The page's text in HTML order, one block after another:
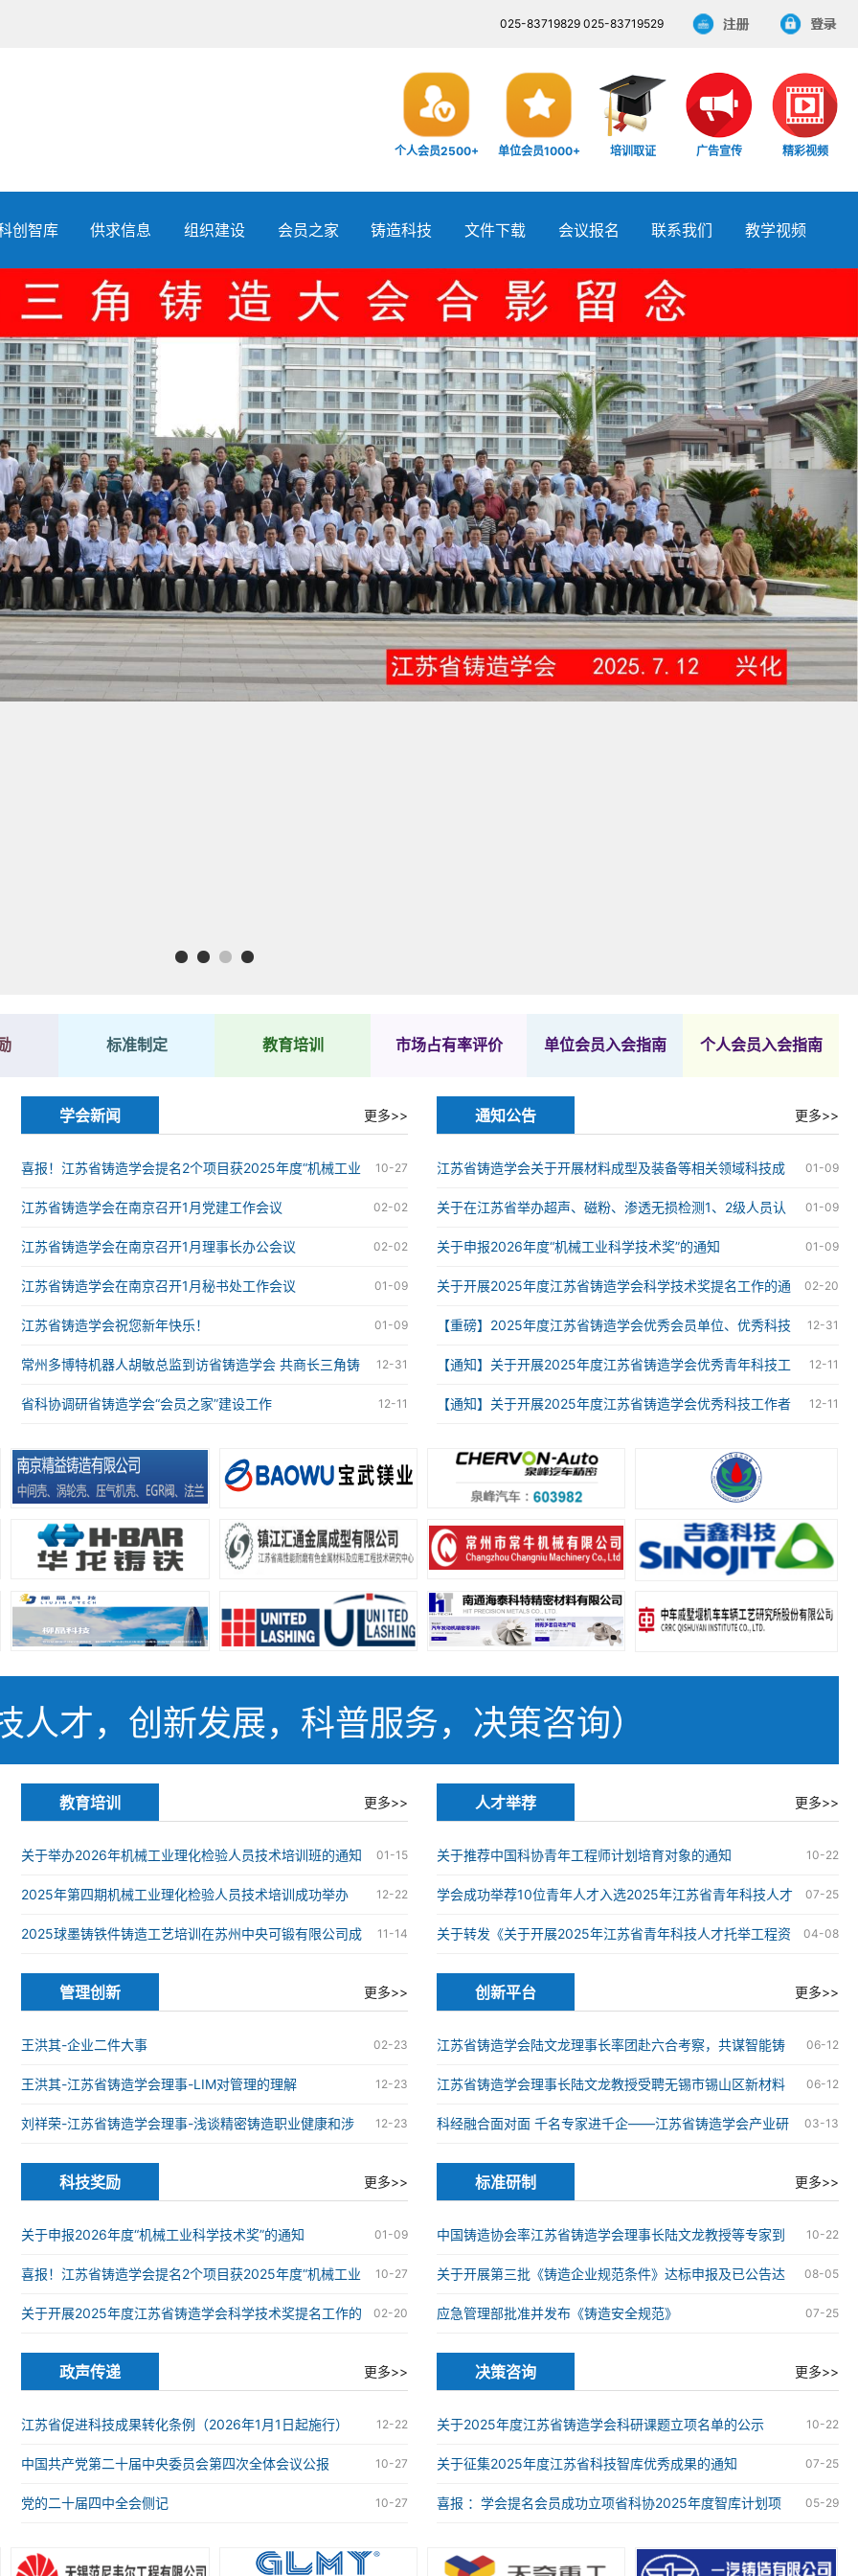
025-83719829 025-83719529
个人会员2500+ 单位会员1000+ 培训取证 广告宣传 精彩视频
创智库 供求信息 组织建设 会员之家 铸造科技 文件下载 会议报名 联系我们 教学视频
3 4
标准制定 教育培训 市场占有率评价 单位会员入会指南 个人会员入会指南
学会新闻 更多>>
10-27
喜报！江苏省铸造学会提名2个项目获2025年度“机械工业
科学技术奖” 02-02
江苏省铸造学会在南京召开1月党建工作会议
02-02
江苏省铸造学会在南京召开1月理事长办公会议
01-09
江苏省铸造学会在南京召开1月秘书处工作会议
01-09
江苏省铸造学会祝您新年快乐！
12-31
常州多博特机器人胡敏总监到访省铸造学会 共商长三角铸
造智能化合作大计 12-11
省科协调研省铸造学会“会员之家”建设工作
通知公告 更多>>
01-09
江苏省铸造学会关于开展材料成型及装备等相关领域科技成
果评价工作的通知 01-09
关于在江苏省举办超声、磁粉、渗透无损检测1、2级人员认
证的通知 01-09
关于申报2026年度“机械工业科学技术奖”的通知
02-20
关于开展2025年度江苏省铸造学会科学技术奖提名工作的通
知 12-31
【重磅】2025年度江苏省铸造学会优秀会员单位、优秀科技
工作者、优秀青年科技工作者获奖名单 12-11
【通知】关于开展2025年度江苏省铸造学会优秀青年科技工
作者评选工作的通知 12-11
【通知】关于开展2025年度江苏省铸造学会优秀科技工作者
人才，创新发展，科普服务，决策咨询）
教育培训 更多>>
01-15
关于举办2026年机械工业理化检验人员技术培训班的通知
12-22
2025年第四期机械工业理化检验人员技术培训成功举办
11-14
2025球墨铸铁件铸造工艺培训在苏州中央可锻有限公司成
功举办
人才举荐 更多>>
10-22
关于推荐中国科协青年工程师计划培育对象的通知
07-25
学会成功举荐10位青年人才入选2025年江苏省青年科技人才
托举工程 04-08
关于转发《关于开展2025年江苏省青年科技人才托举工程资
助对象评选推荐工作的通知》的通知
管理创新 更多>>
02-23
王洪其-企业二件大事
12-23
王洪其-江苏省铸造学会理事-LIM对管理的理解
12-23
刘祥荣-江苏省铸造学会理事-浅谈精密铸造职业健康和涉
炉安全
创新平台 更多>>
06-12
江苏省铸造学会陆文龙理事长率团赴六合考察，共谋智能铸
造科技创新发展新篇章 06-12
江苏省铸造学会理事长陆文龙教授受聘无锡市锡山区新材料
产业链“红链顾问” 03-13
科经融合面对面 千名专家进千企——江苏省铸造学会产业研
究院球墨铸铁研发中心授牌仪式在苏州成功举办
科技奖励 更多>>
01-09
关于申报2026年度“机械工业科学技术奖”的通知
10-27
喜报！江苏省铸造学会提名2个项目获2025年度“机械工业
科学技术奖” 02-20
关于开展2025年度江苏省铸造学会科学技术奖提名工作的
通知
标准研制 更多>>
10-22
中国铸造协会率江苏省铸造学会理事长陆文龙教授等专家到
企业开展铸造企业规范条件达标申报现场审核工作 08-05
关于开展第三批《铸造企业规范条件》达标申报及已公告达
标企业复核工作的通知 07-25
应急管理部批准并发布《铸造安全规范》
政声传递 更多>>
12-22
江苏省促进科技成果转化条例（2026年1月1日起施行）
10-27
中国共产党第二十届中央委员会第四次全体会议公报
10-27
党的二十届四中全会侧记
决策咨询 更多>>
10-22
关于2025年度江苏省铸造学会科研课题立项名单的公示
07-25
关于征集2025年度江苏省科技智库优秀成果的通知
05-29
喜报 ：学会提名会员成功立项省科协2025年度智库计划项